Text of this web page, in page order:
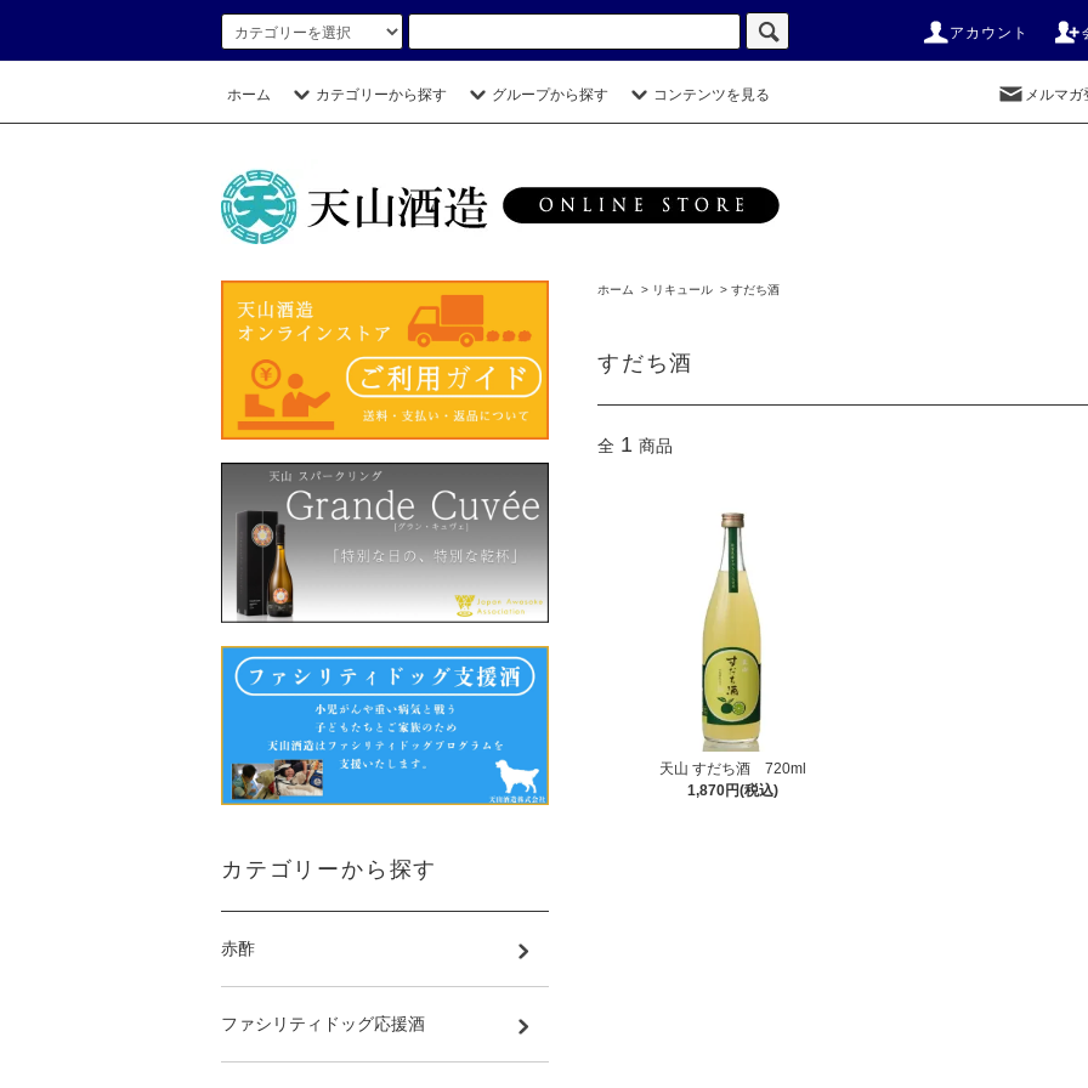
アカウント
ホーム カテゴリーから探す グループから探す コンテンツを見る メルマ
ホーム > リキュール > すだち酒
すだち酒
全 1 商品
天山 すだち酒 720ml
1,870円(税込)
カテゴリーから探す
赤酢
ファシリティドッグ応援酒